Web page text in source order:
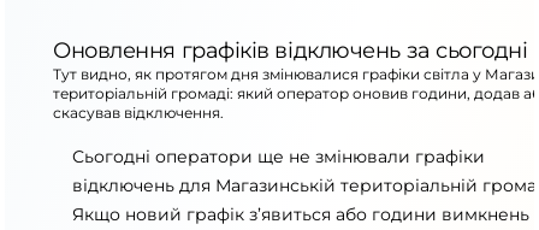
Оновлення графіків відключень за сьогодні
Тут видно, як протягом дня змінювалися графіки світла у
територіальній громаді: який оператор оновив години, додав
скасував відключення.
Сьогодні оператори ще не змінювали графіки
відключень для Магазинській територіальній
Якщо новий графік з’явиться або години вимкнень